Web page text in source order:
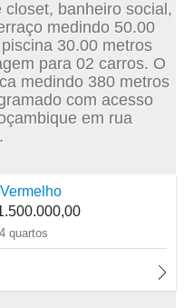
banheiro social,
medindo 50.00
30.00 metros
para 02 carros. O
medindo 380 metros
com acesso
em rua
4 quartos